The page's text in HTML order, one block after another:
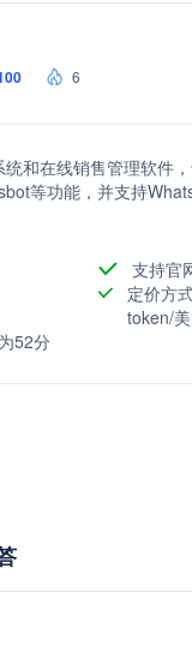
6
和在线销售管理软件
等功能，并支持
支持官
定价方
token/
52分